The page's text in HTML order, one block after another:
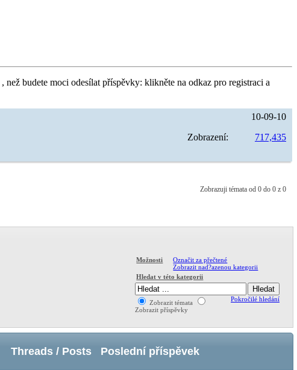
, než budete moci odesílat příspěvky: klikněte na odkaz pro registraci a
10-09-10
Zobrazení:
717,435
Zobrazuji témata od 0 do 0 z 0
Možnosti
Označit za přečtené
Zobrazit nad?azenou kategorii
Hledat v této kategorii
Zobrazit témata
Zobrazit příspěvky
Pokročilé hledání
Threads / Posts Poslední příspěvek